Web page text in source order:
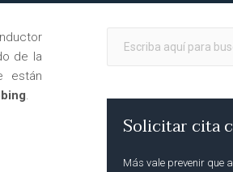
de la
están
.
Solicitar cita
Más vale prevenir que